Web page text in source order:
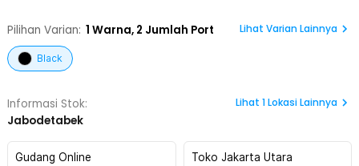
Pilihan Varian: 1 Warna, 2 Jumlah Port Lihat Varian Lainnya
Black
Informasi Stok:
Jabodetabek
Lihat 1Lokasi Lainnya
Gudang Online Toko Jakarta Utara